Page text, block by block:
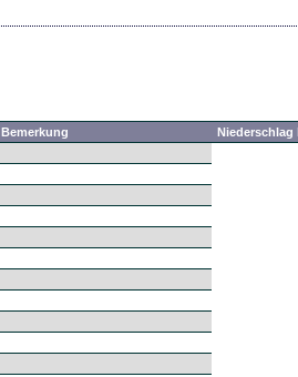
Bemerkung